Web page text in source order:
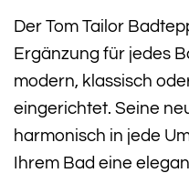
Der Tom Tailor
Ergänzung für jedes
modern, klassisch
eingerichtet. Seine
harmonisch in jede
Ihrem Bad eine